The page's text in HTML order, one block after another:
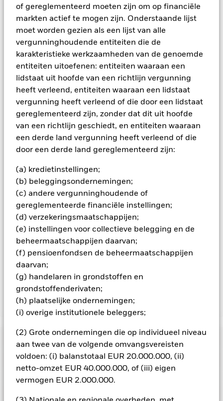
of gereglementeerd moeten zijn om op financiële
markten actief te mogen zijn. Onderstaande lijst
moet worden gezien als een lijst van alle
vergunninghoudende entiteiten die de
karakteristieke werkzaamheden van de genoemde
entiteiten uitoefenen: entiteiten waaraan een
lidstaat uit hoofde van een richtlijn vergunning
heeft verleend, entiteiten waaraan een lidstaat
vergunning heeft verleend of die door een lidstaat
gereglementeerd zijn, zonder dat dit uit hoofde
van een richtlijn geschiedt, en entiteiten waaraan
een derde land vergunning heeft verleend of die
door een derde land gereglementeerd zijn:
(a) kredietinstellingen;
(b) beleggingsondernemingen;
(c) andere vergunninghoudende of
gereglementeerde financiële instellingen;
(d) verzekeringsmaatschappijen;
(e) instellingen voor collectieve belegging en de
beheermaatschappijen daarvan;
(f) pensioenfondsen de beheermaatschappijen
daarvan;
(g) handelaren in grondstoffen en
grondstoffenderivaten;
(h) plaatselijke ondernemingen;
(i) overige institutionele beleggers;
(2) Grote ondernemingen die op individueel niveau
aan twee van de volgende omvangsvereisten
voldoen: (i) balanstotaal EUR 20.000.000, (ii)
netto-omzet EUR 40.000.000, of (iii) eigen
vermogen EUR 2.000.000.
een risicovolle en illiquide belegging. Overeenkomstig de
ELTIF-regelgeving dienen beleggers ervoor te zorgen dat
wordt belegd in een ELTIF zoals dit Fonds. Het Fonds mag
derivaten uitsluitend gebruiken om bepaalde risico's te
beperken, overeenkomstig het afdekkingsbeleid dat is
beschreven in Hoofdstuk 5 van het Algemene Hoofdstuk
'Beleggingsdoelstellingen en -strategieën'. Derivaten zijn
andere financiële activa. Door het gebruik van derivaten kan
het risicoprofiel van het Fonds over het geheel genomen
hoger uitvallen. BlackRock is op grond van de PRIIP-
verordening verplicht om het risico van het fonds in kaart te
brengen aan de hand van een risico-indicator, de zogeheten
product ingedeeld in klasse 4 uit 7; dat is een middelgrote
risicoklasse. De indeling in deze klasse wordt niet
gegarandeerd, kan in de loop van de tijd wijzigen en is geen
betrouwbare indicator voor het toekomstige risicoprofiel van
het Fonds. Voor de risico-indicator wordt ervan uitgegaan dat
u het product vijf jaar aanhoudt. Het daadwerkelijke risico kan
sterk variëren indien u uw product in een vroeg stadium
verkoopt, en u kunt dan minder terugkrijgen. Het kan zijn dat
u uw product niet gemakkelijk kunt verkopen. Lees het
Essentiële-Informatiedocument voor PRIIPs (EID) voor meer
informatie over het risicoprofiel van de belegging. Er zijn
risico's verbonden aan beleggen in private equity. Deze
worden beschreven in het prospectus van het Fonds.
Performance
Tegenpartijrisico: De insolventie van instellingen die diensten